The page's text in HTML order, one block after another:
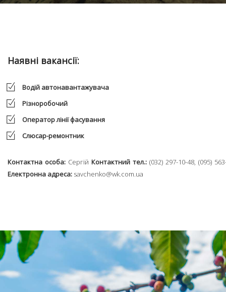
Наявні вакансії:
Водій автонавантажувача
Різноробочий
Оператор лінії фасування
Слюсар-ремонтник
Контактна особа: Сергій Контактний тел.: (032) 297-10-48, (095)
Електронна адреса: savchenko@wk.com.ua